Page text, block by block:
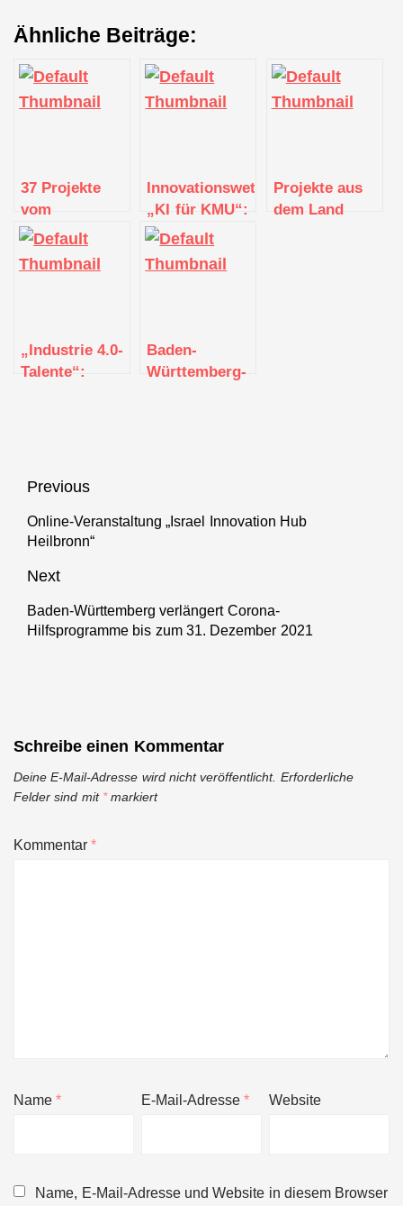
Ähnliche Beiträge:
37 Projekte
vom
Innovationswettbewerb
„KI für KMU“
gefördert
Innovationswettbewerb
„KI für KMU“:
Wirtschaftsministerium
fördert 36 KI-
Projekte mit
Projekte aus
dem Land
„Industrie 4.0-
Talente“:
Baden-
Württemberg-
Beitragsnavigation
Previous
Previous
post:
Online-Veranstaltung „Israel Innovation Hub
Heilbronn“
Next
Next
post:
Baden-Württemberg verlängert Corona-
Hilfsprogramme bis zum 31. Dezember 2021
Schreibe einen Kommentar
Deine E-Mail-Adresse wird nicht veröffentlicht. Erforderliche
Felder sind mit *markiert
Kommentar*
Name* E-Mail-Adresse* Website
Name, E-Mail-Adresse und Website in diesem Browser